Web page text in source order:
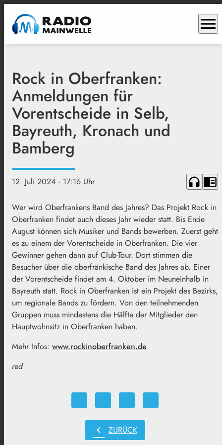
menu
Rock in Oberfranken:
Anmeldungen für
Vorentscheide in Selb,
Bayreuth, Kronach und
Bamberg
12. Juli 2024 · 17:16 Uhr headphones chrome_reader_mode
Wer wird Oberfrankens Band des Jahres? Das Projekt Rock in
Oberfranken findet auch dieses Jahr wieder statt. Bis Ende
August können sich Musiker und Bands bewerben. Zuerst geht
es zu einem der Vorentscheide in Oberfranken. Die vier
Gewinner gehen dann auf Club-Tour. Dort stimmen die
Besucher über die oberfränkische Band des Jahres ab. Einer
der Vorentscheide findet am 4. Oktober im Neuneinhalb in
Bayreuth statt. Rock in Oberfranken ist ein Projekt des Bezirks,
um regionale Bands zu fördern. Von den teilnehmenden
Gruppen muss mindestens die Hälfte der Mitglieder den
Hauptwohnsitz in Oberfranken haben.
Mehr Infos: www.rockinoberfranken.de
red
chevron_left ZURÜCK